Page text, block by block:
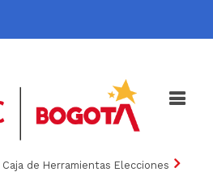
Caja de Herramientas Elecciones